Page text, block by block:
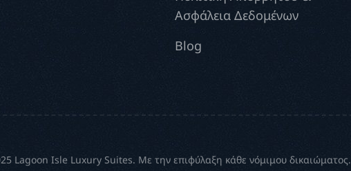
Ασφάλεια Δεδομένων
Blog
Lagoon Isle Luxury Suites. Με την επιφύλαξη κάθε νόμιμου δικαιώματος.